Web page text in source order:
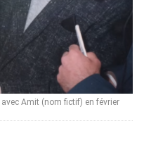
Amit (nom fictif) en février